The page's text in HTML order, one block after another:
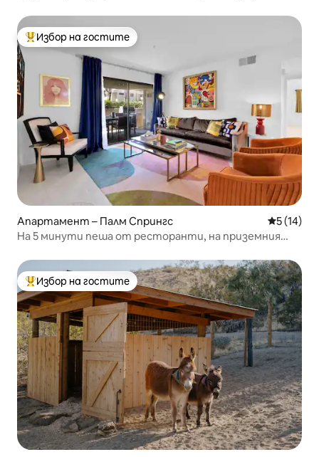
Най-популярен избор на гостите
Избор на гостите
Апартамент – Палм Спрингс Средна
5 (14)
На 5 минути пеша от ресторанти, на приземния
Най-популярен избор на гостите
Избор на гостите